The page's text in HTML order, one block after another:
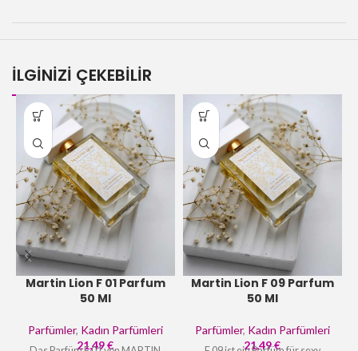
İLGİNİZİ ÇEKEBİLİR
Martin Lion F 01 Parfum
50 Ml
Parfümler, Kadın Parfümleri
21,49€
Martin Lion F 09 Parfum
50 Ml
Parfümler, Kadın Parfümleri
21,49€